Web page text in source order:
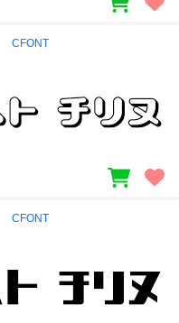
CFONT
CFONT